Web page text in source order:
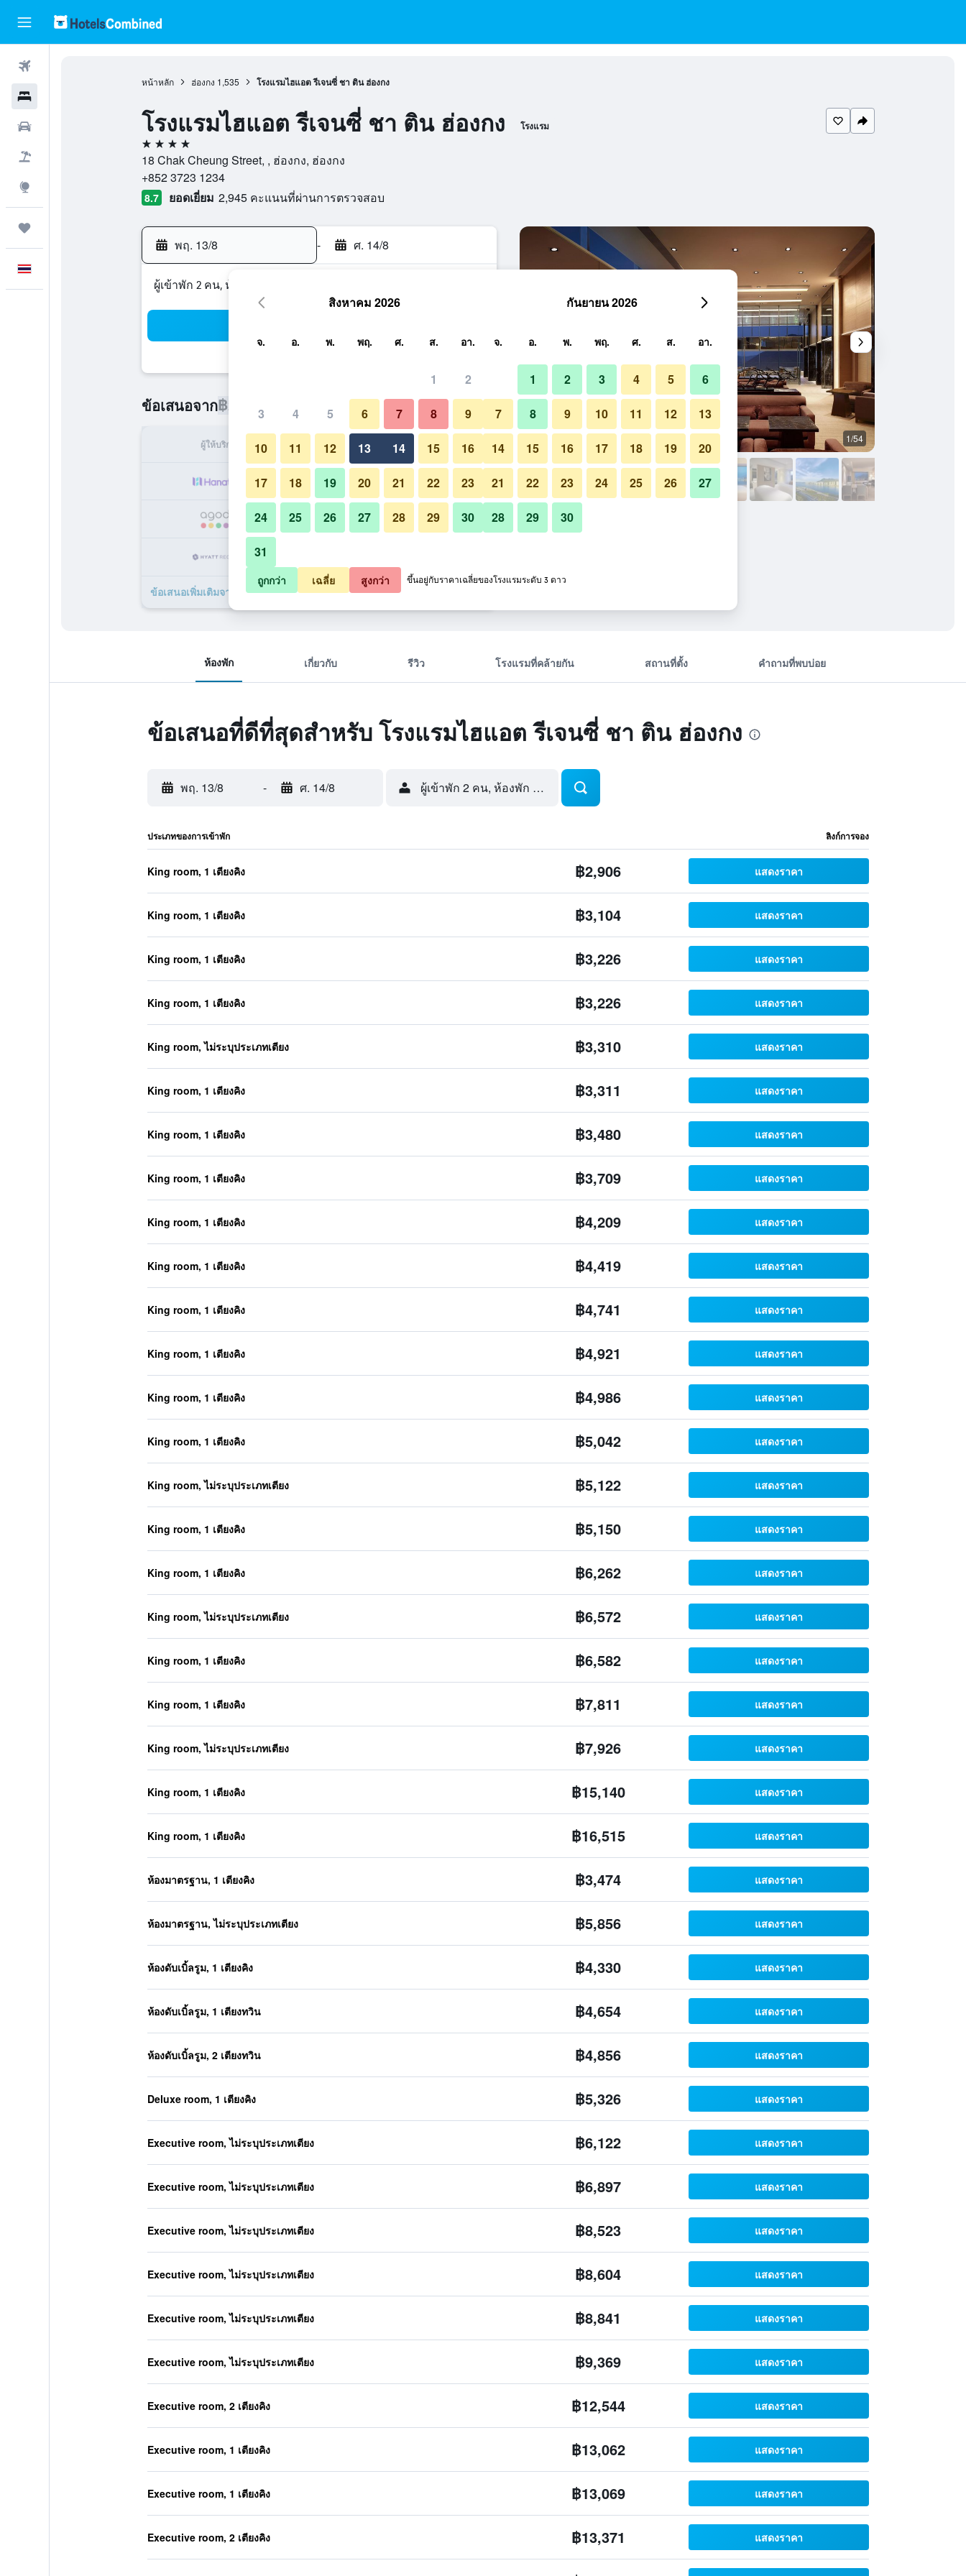
หน้าหลัก ฮ่องกง 1,535 โรงแรมไฮแอต รีเจนซี่ ชา ติน ฮ่องกง
โรงแรมไฮแอต รีเจนซี่ ชา ติน ฮ่องกง โรงแรม
4 ดาว
18 Chak Cheung Street, , ฮ่องกง, ฮ่องกง
+852 3723 1234
8.7 ยอดเยี่ยม 2,945 คะแนนที่ผ่านการตรวจสอบ
พฤ. 13/8 - ศ. 14/8
ผู้เข้าพัก 2 คน, ห้องพัก 1 ห้อง
ข้อเสนอจาก฿2,906 ราคาที่ถูกที่สุด ราคาต่อคืน
ผู้ให้บริการ ทั้งหมด (ต่อคืน)
฿2,906 เช็คดีล
฿3,104 เช็คดีล
ข้อเสนอเพิ่มเติมจาก โรงแรมไฮแอต รีเจนซี่ ชา ติน ฮ่องกง 42 รายการ
เลานจ์ 1/54
รูปภาพของ โรงแรมไฮแอต รีเจนซี่ ชา ติน ฮ่องกง
ห้องพัก เกี่ยวกับ รีวิว โรงแรมที่คล้ายกัน สถานที่ตั้ง คำถามที่พบบ่อย
ข้อเสนอที่ดีที่สุดสำหรับ โรงแรมไฮแอต รีเจนซี่ ชา ติน ฮ่องกง
พฤ. 13/8 - ศ. 14/8 ผู้เข้าพัก 2 คน, ห้องพัก 1 ห้อง
ประเภทของการเข้าพัก ลิงก์การจอง
King room, 1 เตียงคิง ฿2,906 แสดงราคา
King room, 1 เตียงคิง ฿3,104 แสดงราคา
King room, 1 เตียงคิง ฿3,226 แสดงราคา
King room, 1 เตียงคิง ฿3,226 แสดงราคา
King room, ไม่ระบุประเภทเตียง ฿3,310 แสดงราคา
King room, 1 เตียงคิง ฿3,311 แสดงราคา
King room, 1 เตียงคิง ฿3,480 แสดงราคา
King room, 1 เตียงคิง ฿3,709 แสดงราคา
King room, 1 เตียงคิง ฿4,209 แสดงราคา
King room, 1 เตียงคิง ฿4,419 แสดงราคา
King room, 1 เตียงคิง ฿4,741 แสดงราคา
King room, 1 เตียงคิง ฿4,921 แสดงราคา
King room, 1 เตียงคิง ฿4,986 แสดงราคา
King room, 1 เตียงคิง ฿5,042 แสดงราคา
King room, ไม่ระบุประเภทเตียง ฿5,122 แสดงราคา
King room, 1 เตียงคิง ฿5,150 แสดงราคา
King room, 1 เตียงคิง ฿6,262 แสดงราคา
King room, ไม่ระบุประเภทเตียง ฿6,572 แสดงราคา
King room, 1 เตียงคิง ฿6,582 แสดงราคา
King room, 1 เตียงคิง ฿7,811 แสดงราคา
King room, ไม่ระบุประเภทเตียง ฿7,926 แสดงราคา
King room, 1 เตียงคิง ฿15,140 แสดงราคา
King room, 1 เตียงคิง ฿16,515 แสดงราคา
ห้องมาตรฐาน, 1 เตียงคิง ฿3,474 แสดงราคา
ห้องมาตรฐาน, ไม่ระบุประเภทเตียง ฿5,856 แสดงราคา
ห้องดับเบิ้ลรูม, 1 เตียงคิง ฿4,330 แสดงราคา
ห้องดับเบิ้ลรูม, 1 เตียงทวิน ฿4,654 แสดงราคา
ห้องดับเบิ้ลรูม, 2 เตียงทวิน ฿4,856 แสดงราคา
Deluxe room, 1 เตียงคิง ฿5,326 แสดงราคา
Executive room, ไม่ระบุประเภทเตียง ฿6,122 แสดงราคา
Executive room, ไม่ระบุประเภทเตียง ฿6,897 แสดงราคา
Executive room, ไม่ระบุประเภทเตียง ฿8,523 แสดงราคา
Executive room, ไม่ระบุประเภทเตียง ฿8,604 แสดงราคา
Executive room, ไม่ระบุประเภทเตียง ฿8,841 แสดงราคา
Executive room, ไม่ระบุประเภทเตียง ฿9,369 แสดงราคา
Executive room, 2 เตียงคิง ฿12,544 แสดงราคา
Executive room, 1 เตียงคิง ฿13,062 แสดงราคา
Executive room, 1 เตียงคิง ฿13,069 แสดงราคา
Executive room, 2 เตียงคิง ฿13,371 แสดงราคา
สิงหาคม 2026
จ. อ. พ. พฤ. ศ. ส. อา.
1 2
3 4 5 6 7 8 9
10 11 12 13 14 15 16
17 18 19 20 21 22 23
24 25 26 27 28 29 30
31
กันยายน 2026
จ. อ. พ. พฤ. ศ. ส. อา.
1 2 3 4 5 6
7 8 9 10 11 12 13
14 15 16 17 18 19 20
21 22 23 24 25 26 27
28 29 30
ถูกกว่า เฉลี่ย สูงกว่า ขึ้นอยู่กับราคาเฉลี่ยของโรงแรมระดับ 3 ดาว